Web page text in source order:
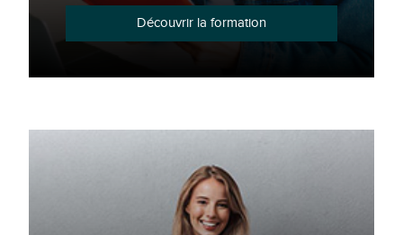
Découvrir la formation